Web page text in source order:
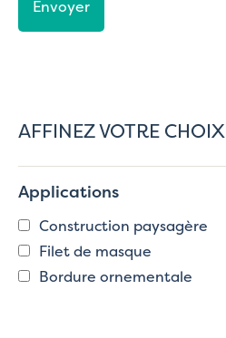
AFFINEZ VOTRE CHOIX
Applications
Construction paysagère
Filet de masque
Bordure ornementale